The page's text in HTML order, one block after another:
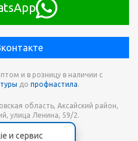
и в розницу в наличии с
до профнастила.
область, Аксайский район,
улица Ленина, 59/2.
+7 938 173-68-21
и сервис